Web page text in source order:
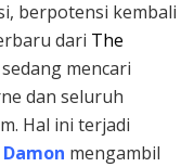
berpotensi kembali
dari The
mencari
dan seluruh
Hal ini terjadi
mengambil